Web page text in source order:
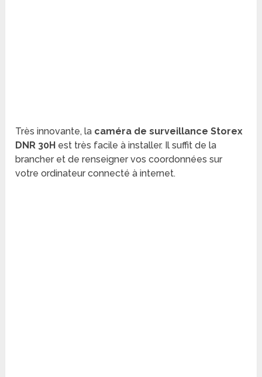
Très innovante, la caméra de surveillance Storex
DNR 30H est très facile à installer. Il suffit de la
brancher et de renseigner vos coordonnées sur
votre ordinateur connecté à internet.